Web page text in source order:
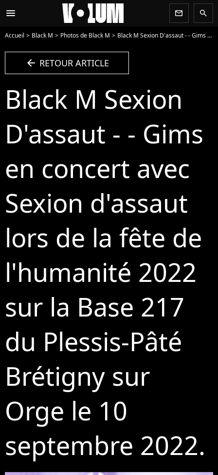
menu newsletter search
Accueil Black M Photos de Black M Black M Sexion D'assaut - - Gims en concert avec Sexion d'assaut lors de la fête de l'humanité 2022 sur la Base 217 du Plessis-Pâté Brétigny sur Orge le 10 septembre 2022. - Photo
arrow_left RETOUR ARTICLE
Black M Sexion
D'assaut - - Gims
en concert avec
Sexion d'assaut
lors de la fête de
l'humanité 2022
sur la Base 217
du Plessis-Pâté
Brétigny sur
Orge le 10
septembre 2022.